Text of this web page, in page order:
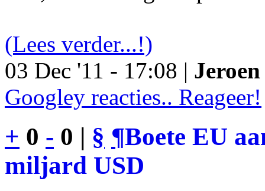
(Lees verder...!)
03 Dec '11 - 17:08 |
Googley reacties.. Reageer!
+ 0 - 0 | § ¶Boete EU
miljard USD